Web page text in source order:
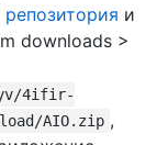
репозитория и
downloads >
4ifir-
AIO.zip ,